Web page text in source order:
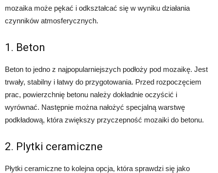
mozaika może pękać i odkształcać się w wyniku działania
czynników atmosferycznych.
1. Beton
Beton to jedno z najpopularniejszych podłoży pod mozaikę. Jest
trwały, stabilny i łatwy do przygotowania. Przed rozpoczęciem
prac, powierzchnię betonu należy dokładnie oczyścić i
wyrównać. Następnie można nałożyć specjalną warstwę
podkładową, która zwiększy przyczepność mozaiki do betonu.
2. Plytki ceramiczne
Płytki ceramiczne to kolejna opcja, która sprawdzi się jako